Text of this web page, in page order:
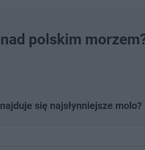
nad polskim
się najsłynniejsze molo?